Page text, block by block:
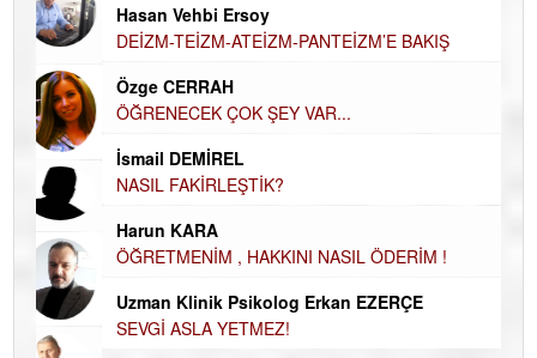
Hasan Vehbi Ersoy
DEİZM-TEİZM-ATEİZM-PANTEİZM’E BAKIŞ
Özge CERRAH
ÖĞRENECEK ÇOK ŞEY VAR...
İsmail DEMİREL
NASIL FAKİRLEŞTİK?
Harun KARA
ÖĞRETMENİM , HAKKINI NASIL ÖDERİM !